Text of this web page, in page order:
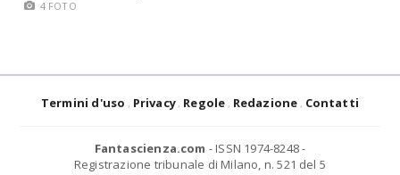
4 FOTO
Termini d'uso Privacy Regole Redazione Contatti
Fantascienza.com - ISSN 1974-8248 -
Registrazione tribunale di Milano, n. 521 del 5